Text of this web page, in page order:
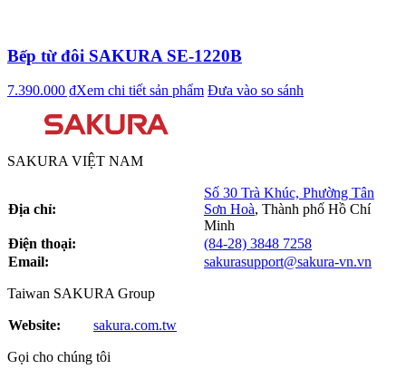
Bếp từ đôi SAKURA SE-1220B
7.390.000 ₫Xem chi tiết sản phẩm Đưa vào so sánh
SAKURA VIỆT NAM
Địa chỉ:
Số 30 Trà Khúc, Phường Tân
Sơn Hoà, Thành phố Hồ Chí
Minh
Điện thoại:
(84-28) 3848 7258
Email:
sakurasupport@sakura-vn.vn
Taiwan SAKURA Group
Website: sakura.com.tw
Gọi cho chúng tôi